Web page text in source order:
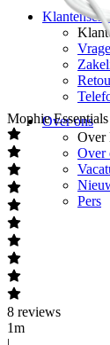
Over ons
Over
Over
Pers
Mophie
8 reviews
1m